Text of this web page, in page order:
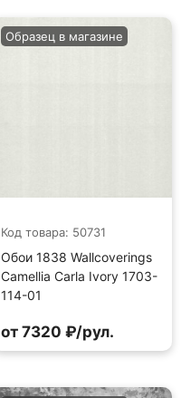
Код товара: 50731
Обои 1838 Wallcoverings
Camellia Carla Ivory 1703-
114-01
Образец в магазине
от 7320 ₽/рул.